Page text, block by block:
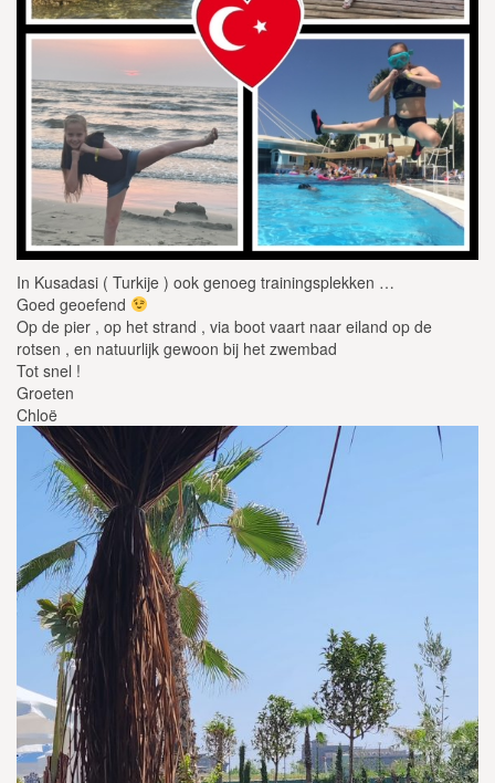
In Kusadasi ( Turkije ) ook genoeg trainingsplekken …
Goed geoefend
Op de pier , op het strand , via boot vaart naar eiland op de
rotsen , en natuurlijk gewoon bij het zwembad
Tot snel !
Groeten
Chloë